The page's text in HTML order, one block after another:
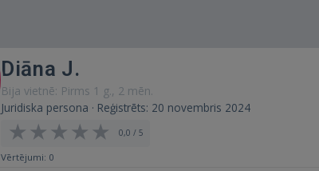
Diāna J.
Bija vietnē: Pirms 1 g., 2 mēn.
Juridiska persona · Reģistrēts: 20 novembris 2024
0,0 / 5
Vērtējumi: 0